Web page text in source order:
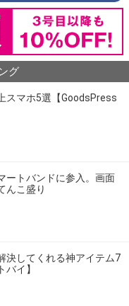
グ
スマホ5選【GoodsPress
ートバンドに参入。画面
んこ盛り
決してくれる神アイテム7
イ】